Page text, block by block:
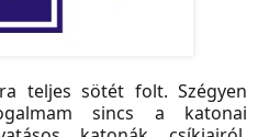
teljes sötét folt. Szégyen
sincs a katonai